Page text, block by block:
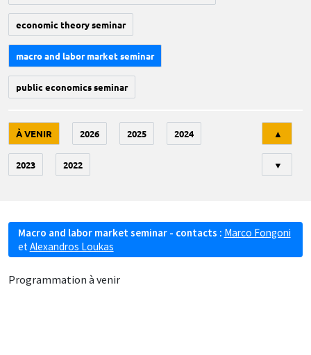
economic theory seminar
macro and labor market seminar
public economics seminar
À VENIR 2026 2025 2024
2023 2022
▲
▼
Macro and labor market seminar - contacts : Marco Fongoni
et Alexandros Loukas
Programmation à venir